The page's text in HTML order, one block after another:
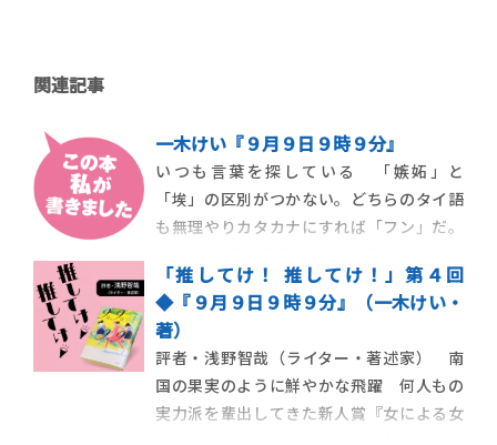
関連記事
一木けい『９月９日９時９分』
いつも言葉を探している 「嫉妬」と
「埃」の区別がつかない。どちらのタイ語
も無理やりカタカナにすれば「フン」だ。
る。でもその通りの音を正確に出すことが
できない。舌や歯などついているものは同
じなのにどうして、といつも思う。
「推してけ！ 推してけ！」第４回
◆『９月９日９時９分』（一木けい・
著）
評者・浅野智哉（ライター・著述家） 南
国の果実のように鮮やかな飛躍 何人もの
実力派を輩出してきた新人賞『女による女